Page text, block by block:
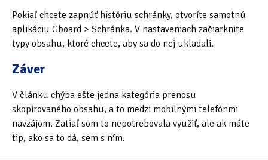
Pokiaľ chcete zapnúť históriu schránky, otvoríte samotnú
aplikáciu Gboard > Schránka. V nastaveniach začiarknite
typy obsahu, ktoré chcete, aby sa do nej ukladali.
Záver
V článku chýba ešte jedna kategória prenosu
skopírovaného obsahu, a to medzi mobilnými telefónmi
navzájom. Zatiaľ som to nepotrebovala využiť, ale ak máte
tip, ako sa to dá, sem s ním.